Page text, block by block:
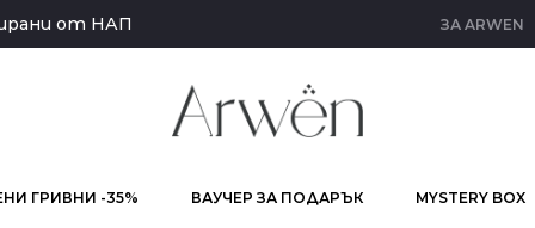
от НАП ЗА ARWEN
ГРИВНИ -35% ВАУЧЕР ЗА ПОДАРЪК MYSTERY BOX